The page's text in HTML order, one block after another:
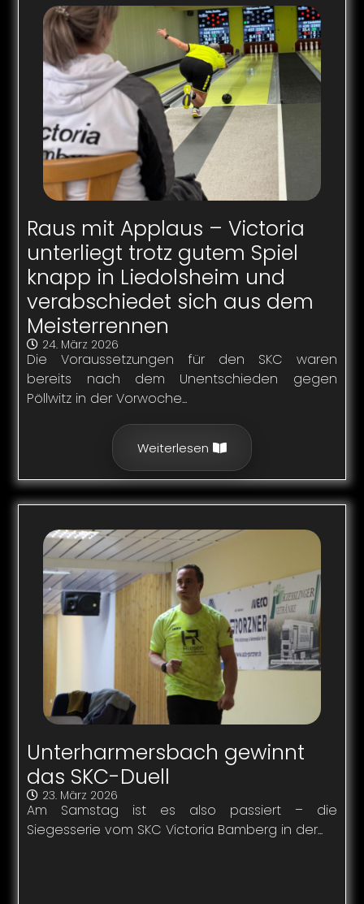
Raus mit Applaus – Victoria
unterliegt trotz gutem Spiel
knapp in Liedolsheim und
verabschiedet sich aus dem
Meisterrennen
24. März 2026
Die Voraussetzungen für den SKC waren
bereits nach dem Unentschieden gegen
Pöllwitz in der Vorwoche...
Weiterlesen
Unterharmersbach gewinnt
das SKC-Duell
23. März 2026
Am Samstag ist es also passiert – die
Siegesserie vom SKC Victoria Bamberg in der...